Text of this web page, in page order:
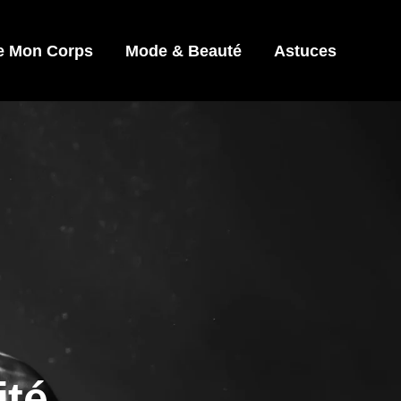
Mon Corps Mode & Beauté Astuces